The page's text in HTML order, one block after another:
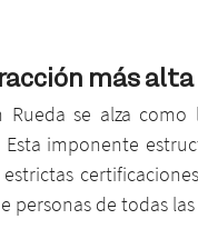
más
Rueda se alza
Esta imponente
estrictas
personas de todas